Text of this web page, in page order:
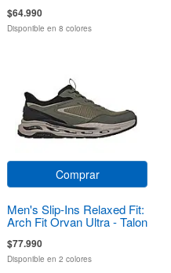
$64.990
Disponible en 8 colores
Comprar
Men's Slip-Ins Relaxed Fit:
Arch Fit Orvan Ultra - Talon
$77.990
Disponible en 2 colores